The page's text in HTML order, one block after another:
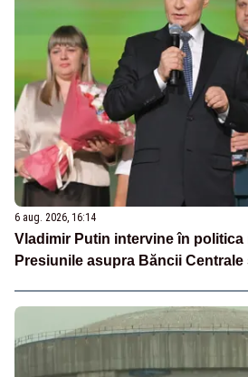
6 aug. 2026, 16:14
Vladimir Putin intervine în politica
Presiunile asupra Băncii